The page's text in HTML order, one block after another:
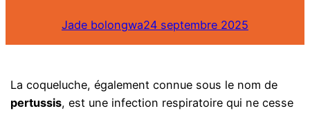
Jade bolongwa24 septembre 2025
La coqueluche, également connue sous le nom de
pertussis, est une infection respiratoire qui ne cesse